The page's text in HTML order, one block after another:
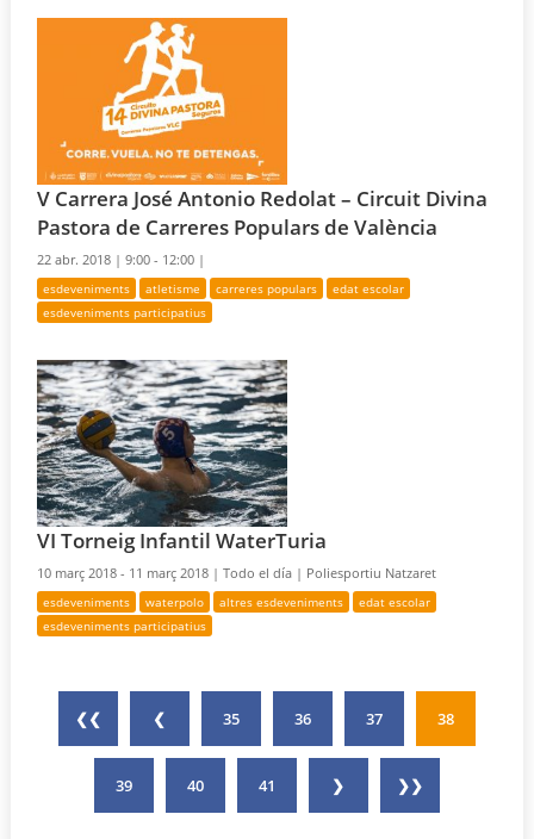
V Carrera José Antonio Redolat – Circuit Divina
Pastora de Carreres Populars de València
22 abr. 2018 |9:00 - 12:00 |
esdeveniments atletisme carreres populars
edat escolar
esdeveniments participatius
VI Torneig Infantil WaterTuria
10 març 2018 - 11 març 2018 |Todo el día | Poliesportiu Natzaret
esdeveniments waterpolo altres esdeveniments
edat escolar
esdeveniments participatius
❮❮ ❮ 35 36 37 38
39 40 41 ❯ ❯❯